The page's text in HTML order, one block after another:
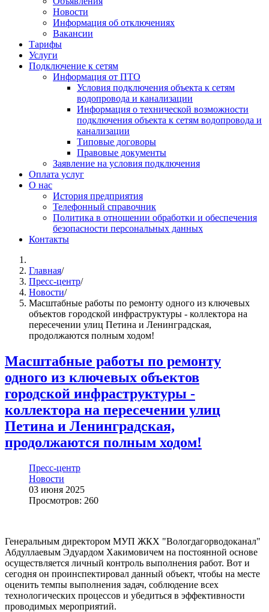
Новости
Информация об отключениях
Вакансии
Тарифы
Услуги
Подключение к сетям
Информация от ПТО
Условия подключения объекта к сетям
водопровода и канализации
Информация о технической возможности
подключения объекта к сетям водопровода и
канализации
Типовые договоры
Правовые документы
Заявление на условия подключения
Оплата услуг
О нас
История предприятия
Телефонный справочник
Политика в отношении обработки и обеспечения
безопасности персональных данных
Контакты
Главная/
Пресс-центр/
Новости/
Масштабные работы по ремонту одного из ключевых
объектов городской инфраструктуры - коллектора на
пересечении улиц Петина и Ленинградская,
продолжаются полным ходом!
Масштабные работы по ремонту
одного из ключевых объектов
городской инфраструктуры -
коллектора на пересечении улиц
Петина и Ленинградская,
продолжаются полным ходом!
Пресс-центр
Новости
03 июня 2025
Просмотров: 260
Генеральным директором МУП ЖКХ "Вологдагорводоканал"
Абдуллаевым Эдуардом Хакимовичем на постоянной основе
осуществляется личный контроль выполнения работ. Вот и
сегодня он проинспектировал данный объект, чтобы на месте
оценить темпы выполнения задач, соблюдение всех
технологических процессов и убедиться в эффективности
проводимых мероприятий.